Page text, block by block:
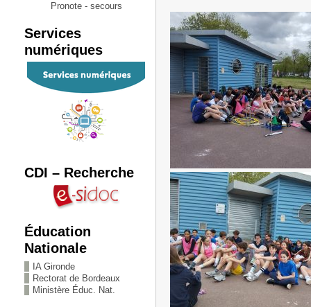
Pronote - secours
Services
numériques
CDI – Recherche
Éducation
Nationale
IA Gironde
Rectorat de Bordeaux
Ministère Éduc. Nat.